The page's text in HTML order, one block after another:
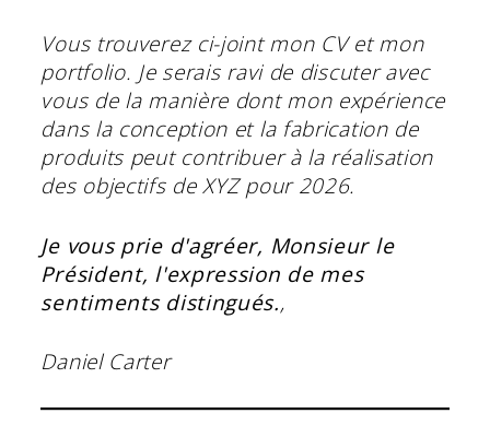
Vous trouverez ci-joint mon CV et mon
portfolio. Je serais ravi de discuter avec
vous de la manière dont mon expérience
dans la conception et la fabrication de
produits peut contribuer à la réalisation
des objectifs de XYZ pour 2026.
Je vous prie d'agréer, Monsieur le
Président, l'expression de mes
sentiments distingués.,
Daniel Carter